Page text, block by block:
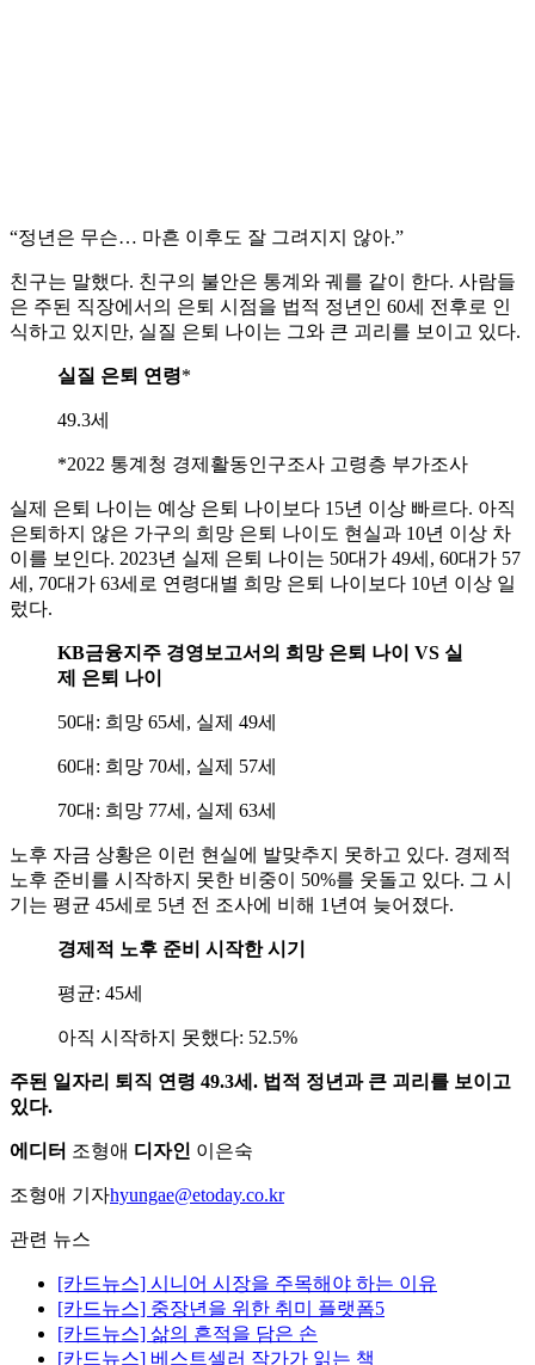
“정년은 무슨… 마흔 이후도 잘 그려지지 않아.”
친구는 말했다. 친구의 불안은 통계와 궤를 같이 한다. 사람들
은 주된 직장에서의 은퇴 시점을 법적 정년인 60세 전후로 인
식하고 있지만, 실질 은퇴 나이는 그와 큰 괴리를 보이고 있다.
실질 은퇴 연령*
49.3세
*2022 통계청 경제활동인구조사 고령층 부가조사
실제 은퇴 나이는 예상 은퇴 나이보다 15년 이상 빠르다. 아직
은퇴하지 않은 가구의 희망 은퇴 나이도 현실과 10년 이상 차
이를 보인다. 2023년 실제 은퇴 나이는 50대가 49세, 60대가 57
세, 70대가 63세로 연령대별 희망 은퇴 나이보다 10년 이상 일
렀다.
KB금융지주 경영보고서의 희망 은퇴 나이 VS 실
제 은퇴 나이
50대: 희망 65세, 실제 49세
60대: 희망 70세, 실제 57세
70대: 희망 77세, 실제 63세
노후 자금 상황은 이런 현실에 발맞추지 못하고 있다. 경제적
노후 준비를 시작하지 못한 비중이 50%를 웃돌고 있다. 그 시
기는 평균 45세로 5년 전 조사에 비해 1년여 늦어졌다.
경제적 노후 준비 시작한 시기
평균: 45세
아직 시작하지 못했다: 52.5%
주된 일자리 퇴직 연령 49.3세. 법적 정년과 큰 괴리를 보이고
있다.
에디터 조형애 디자인 이은숙
조형애 기자hyungae@etoday.co.kr
관련 뉴스
[카드뉴스] 시니어 시장을 주목해야 하는 이유
[카드뉴스] 중장년을 위한 취미 플랫폼5
[카드뉴스] 삶의 흔적을 담은 손
[카드뉴스] 베스트셀러 작가가 읽는 책